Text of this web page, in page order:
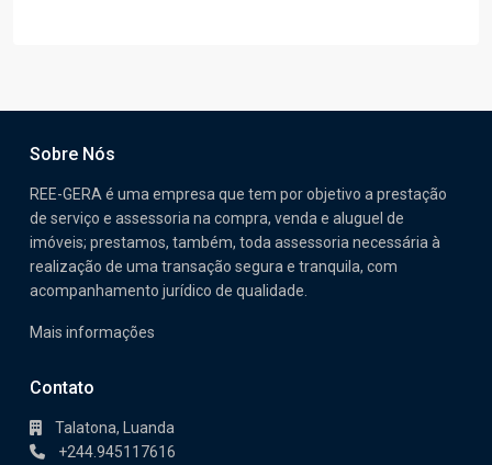
Sobre Nós
REE-GERA é uma empresa que tem por objetivo a prestação
de serviço e assessoria na compra, venda e aluguel de
imóveis; prestamos, também, toda assessoria necessária à
realização de uma transação segura e tranquila, com
acompanhamento jurídico de qualidade.
Mais informações
Contato
Talatona, Luanda
+244.945117616